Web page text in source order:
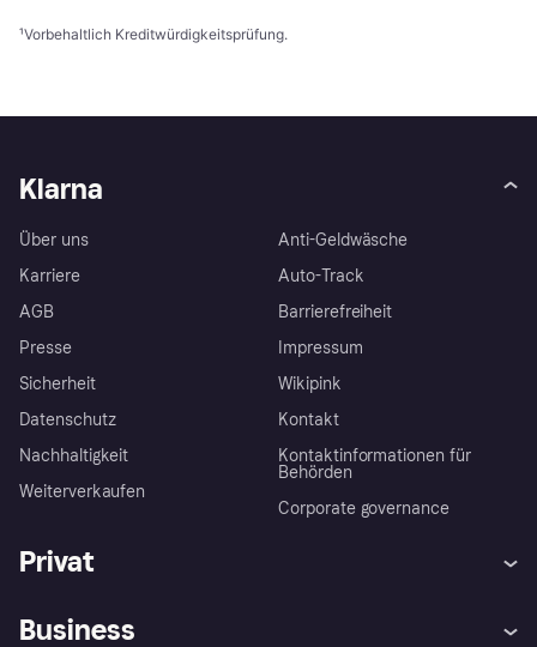
¹Vorbehaltlich Kreditwürdigkeitsprüfung.
Klarna
Über uns
Karriere
AGB
Presse
Sicherheit
Datenschutz
Nachhaltigkeit
Weiterverkaufen
Anti-Geldwäsche
Auto-Track
Barrierefreiheit
Impressum
Wikipink
Kontakt
Kontaktinformationen für
Behörden
Corporate governance
Privat
Business